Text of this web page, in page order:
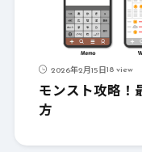
2026年2月15日18 view
モンスト攻略！
方